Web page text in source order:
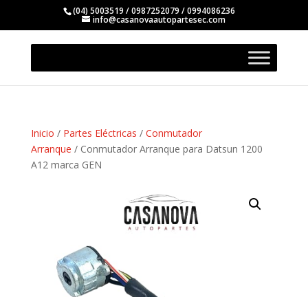
(04) 5003519 / 0987252079 / 0994086236
info@casanovaautopartesec.com
Inicio / Partes Eléctricas / Conmutador
Arranque / Conmutador Arranque para Datsun 1200
A12 marca GEN